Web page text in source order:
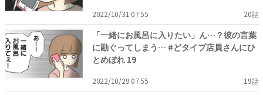
2022/10/31 07:55 20話
「一緒にお風呂に入りたい」ん…？彼の言葉
に勘ぐってしまう… #どタイプ店員さんにひ
とめぼれ 19
2022/10/29 07:55 19話